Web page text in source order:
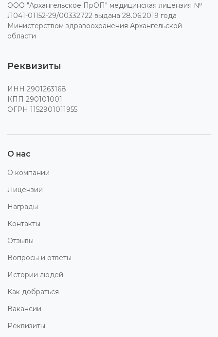
ООО "Архангельское ПрОП" медицинская лицензия №
Л041-01152-29/00332722 выдана 28.06.2019 года
Министерством здравоохранения Архангельской
области
Реквизиты
ИНН 2901263168
КПП 290101001
ОГРН 1152901011955
О нас
О компании
Лицензии
Награды
Контакты
Отзывы
Вопросы и ответы
Истории людей
Как добраться
Вакансии
Реквизиты